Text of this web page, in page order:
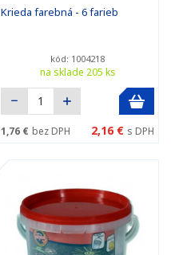
Krieda farebná - 6 farieb
kód: 1004218
na sklade 205 ks
1,76 € bez DPH 2,16 € s DPH